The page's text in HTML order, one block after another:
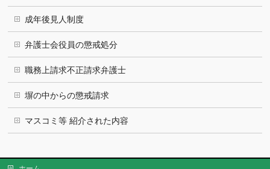
成年後見人制度
弁護士会役員の懲戒処分
職務上請求不正請求弁護士
塀の中からの懲戒請求
マスコミ等 紹介された内容